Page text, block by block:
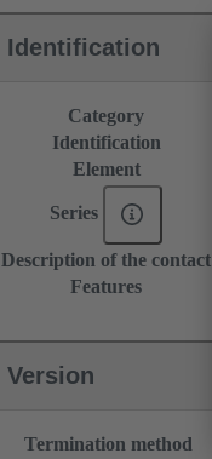
Identification
Category
Identification
Element
Series
Description of the contact
Features
Version
Termination method